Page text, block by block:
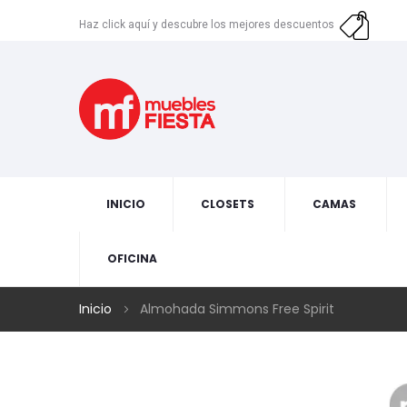
Haz click aquí y descubre los mejores descuentos
INICIO CLOSETS CAMAS
OFICINA
Inicio Almohada Simmons Free Spirit